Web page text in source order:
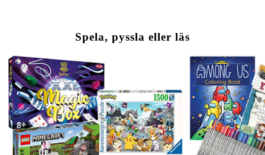
Spela, pyssla eller läs